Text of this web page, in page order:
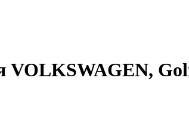
VOLKSWAGEN,